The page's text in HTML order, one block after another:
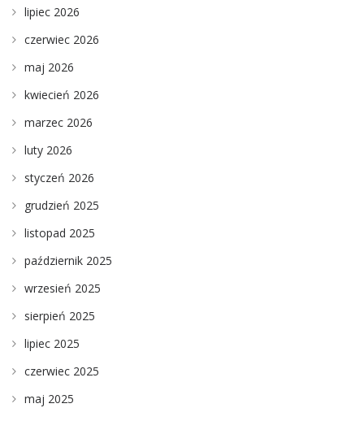
lipiec 2026
czerwiec 2026
maj 2026
kwiecień 2026
marzec 2026
luty 2026
styczeń 2026
grudzień 2025
listopad 2025
październik 2025
wrzesień 2025
sierpień 2025
lipiec 2025
czerwiec 2025
maj 2025